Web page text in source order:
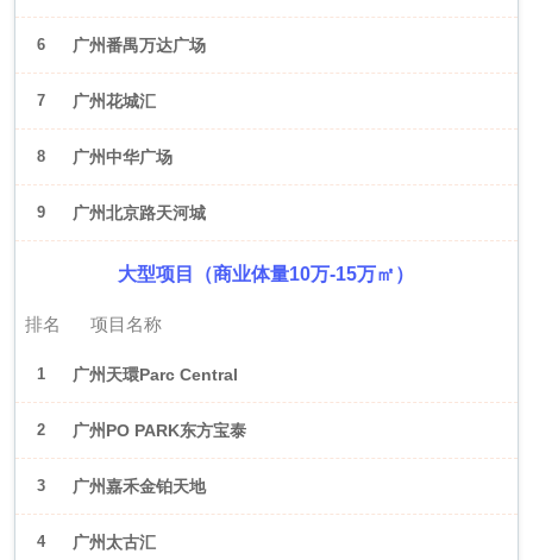
6 广州番禺万达广场
7 广州花城汇
8 广州中华广场
9 广州北京路天河城
大型项目（商业体量10万-15万㎡）
排名 项目名称
1 广州天環Parc Central
2 广州PO PARK东方宝泰
3 广州嘉禾金铂天地
4 广州太古汇